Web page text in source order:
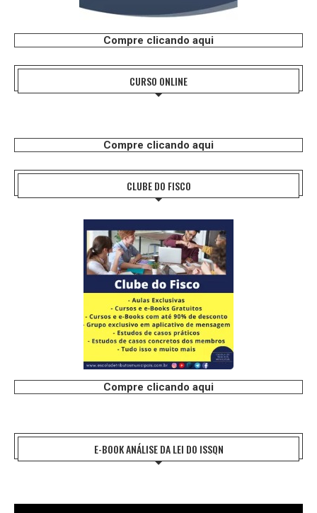
Compre clicando aqui
CURSO ONLINE
Compre clicando aqui
CLUBE DO FISCO
Compre clicando aqui
E-BOOK ANÁLISE DA LEI DO ISSQN